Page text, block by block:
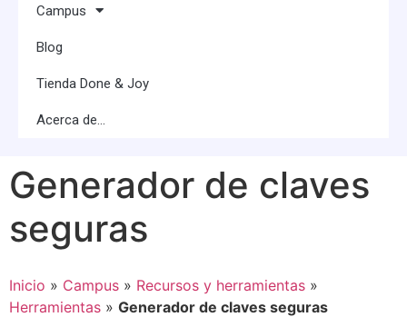
Campus
Blog
Tienda Done & Joy
Acerca de…
Generador de claves
seguras
Inicio » Campus » Recursos y herramientas »
Herramientas » Generador de claves seguras